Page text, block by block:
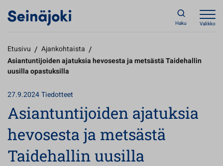
Haku Valikko
Etusivu / Ajankohtaista /
Asiantuntijoiden ajatuksia hevosesta ja metsästä Taidehallin
uusilla opastuksilla
27.9.2024Tiedotteet
Asiantuntijoiden ajatuksia
hevosesta ja metsästä
Taidehallin uusilla